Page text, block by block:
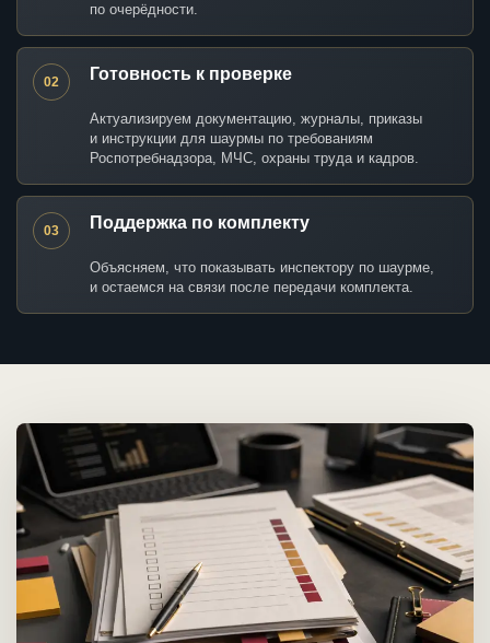
по очерёдности.
02 Готовность к проверке
Актуализируем документацию, журналы, приказы
и инструкции для шаурмы по требованиям
Роспотребнадзора, МЧС, охраны труда и кадров.
03 Поддержка по комплекту
Объясняем, что показывать инспектору по шаурме,
и остаемся на связи после передачи комплекта.